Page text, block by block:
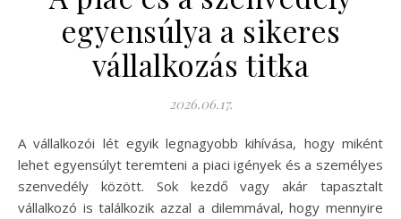
egyensúlya a sikeres
vállalkozás titka
2026.06.17.
A vállalkozói lét egyik legnagyobb kihívása, hogy miként
lehet egyensúlyt teremteni a piaci igények és a személyes
szenvedély között. Sok kezdő vagy akár tapasztalt
vállalkozó is találkozik azzal a dilemmával, hogy mennyire